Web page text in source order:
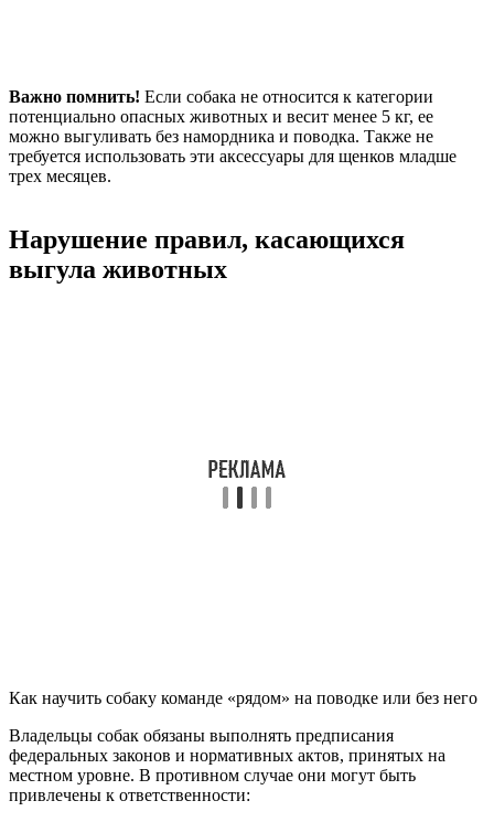
Важно помнить! Если собака не относится к категории
потенциально опасных животных и весит менее 5 кг, ее
можно выгуливать без намордника и поводка. Также не
требуется использовать эти аксессуары для щенков младше
трех месяцев.
Нарушение правил, касающихся
выгула животных
Как научить собаку команде «рядом» на поводке или без него
Владельцы собак обязаны выполнять предписания
федеральных законов и нормативных актов, принятых на
местном уровне. В противном случае они могут быть
привлечены к ответственности: